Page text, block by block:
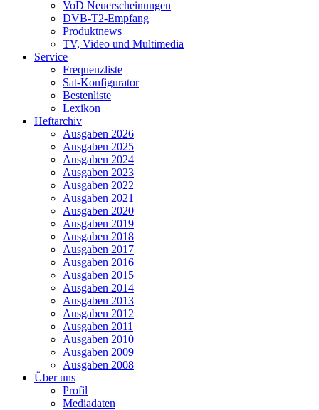
VoD Neuerscheinungen
DVB-T2-Empfang
Produktnews
TV, Video und Multimedia
Service
Frequenzliste
Sat-Konfigurator
Bestenliste
Lexikon
Heftarchiv
Ausgaben 2026
Ausgaben 2025
Ausgaben 2024
Ausgaben 2023
Ausgaben 2022
Ausgaben 2021
Ausgaben 2020
Ausgaben 2019
Ausgaben 2018
Ausgaben 2017
Ausgaben 2016
Ausgaben 2015
Ausgaben 2014
Ausgaben 2013
Ausgaben 2012
Ausgaben 2011
Ausgaben 2010
Ausgaben 2009
Ausgaben 2008
Über uns
Profil
Mediadaten